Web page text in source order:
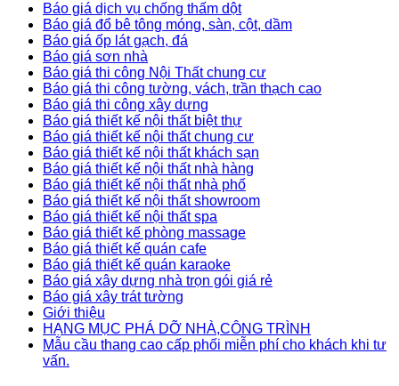
Báo giá dịch vụ chống thấm dột
Báo giá đổ bê tông móng, sàn, cột, dầm
Báo giá ốp lát gạch, đá
Báo giá sơn nhà
Báo giá thi công Nội Thất chung cư
Báo giá thi công tường, vách, trần thạch cao
Báo giá thi công xây dựng
Báo giá thiết kế nội thất biệt thự
Báo giá thiết kế nội thất chung cư
Báo giá thiết kế nội thất khách sạn
Báo giá thiết kế nội thất nhà hàng
Báo giá thiết kế nội thất nhà phố
Báo giá thiết kế nội thất showroom
Báo giá thiết kế nội thất spa
Báo giá thiết kế phòng massage
Báo giá thiết kế quán cafe
Báo giá thiết kế quán karaoke
Báo giá xây dựng nhà trọn gói giá rẻ
Báo giá xây trát tường
Giới thiệu
HẠNG MỤC PHÁ DỠ NHÀ,CÔNG TRÌNH
Mẫu cầu thang cao cấp phối miễn phí cho khách khi tư
vấn.